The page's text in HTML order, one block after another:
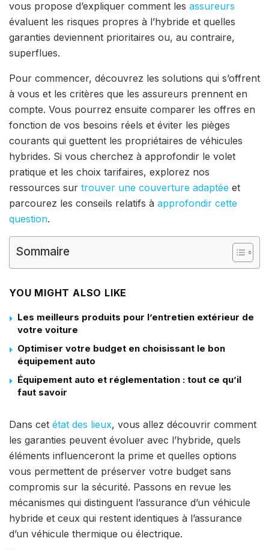
vous propose d’expliquer comment les assureurs
évaluent les risques propres à l’hybride et quelles
garanties deviennent prioritaires ou, au contraire,
superflues.
Pour commencer, découvrez les solutions qui s’offrent
à vous et les critères que les assureurs prennent en
compte. Vous pourrez ensuite comparer les offres en
fonction de vos besoins réels et éviter les pièges
courants qui guettent les propriétaires de véhicules
hybrides. Si vous cherchez à approfondir le volet
pratique et les choix tarifaires, explorez nos
ressources sur trouver une couverture adaptée et
parcourez les conseils relatifs à approfondir cette
question.
Sommaire
YOU MIGHT ALSO LIKE
Les meilleurs produits pour l’entretien extérieur de
votre voiture
Optimiser votre budget en choisissant le bon
équipement auto
Équipement auto et réglementation : tout ce qu’il
faut savoir
Dans cet état des lieux, vous allez découvrir comment
les garanties peuvent évoluer avec l’hybride, quels
éléments influenceront la prime et quelles options
vous permettent de préserver votre budget sans
compromis sur la sécurité. Passons en revue les
mécanismes qui distinguent l’assurance d’un véhicule
hybride et ceux qui restent identiques à l’assurance
d’un véhicule thermique ou électrique.